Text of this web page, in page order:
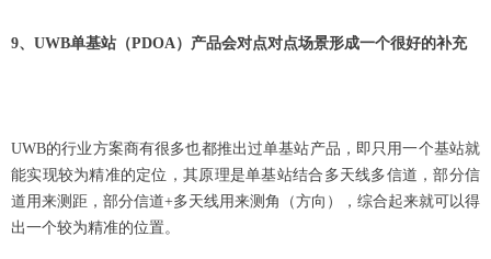
9、UWB单基站（PDOA）产品会对点对点场景形成一个很好的补充
UWB的行业方案商有很多也都推出过单基站产品，即只用一个基站就
能实现较为精准的定位，其原理是单基站结合多天线多信道，部分信
道用来测距，部分信道+多天线用来测角（方向），综合起来就可以得
出一个较为精准的位置。